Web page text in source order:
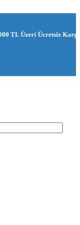
Üzeri Ücretsiz Kargo